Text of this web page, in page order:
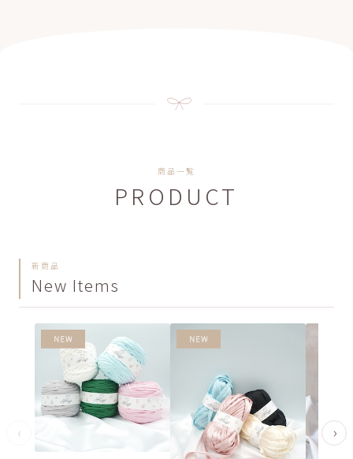
商品一覧
PRODUCT
新商品
New Items
‹ ›